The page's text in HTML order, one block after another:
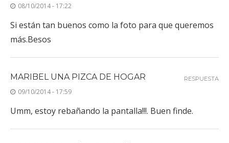
08/10/2014 - 17:22
Si están tan buenos como la foto para que queremos
más.Besos
MARIBEL UNA PIZCA DE HOGAR
09/10/2014 - 17:59
Umm, estoy rebañando la pantalla!!!. Buen finde.
RESPUESTA